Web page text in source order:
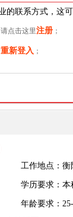
的联系方式，这
点击这里注册；
重新登入 ；
工作地点：衡
学历要求：本
年龄要求：